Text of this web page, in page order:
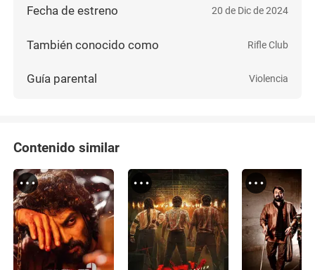
Fecha de estreno 20 de Dic de 2024
También conocido como Rifle Club
Guía parental Violencia
Contenido similar